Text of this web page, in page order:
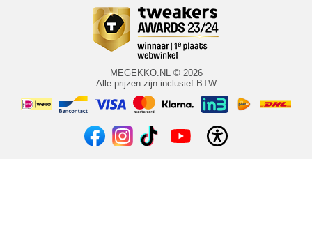
MEGEKKO.NL © 2026
Alle prijzen zijn inclusief BTW